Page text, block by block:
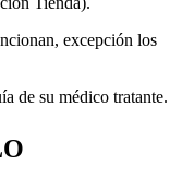
excepción los
de su médico tratante.